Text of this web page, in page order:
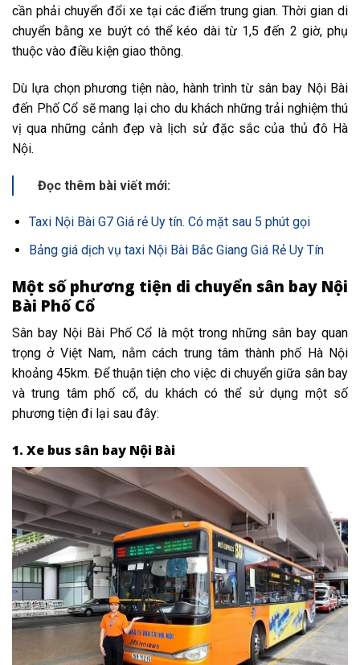
cần phải chuyển đổi xe tại các điểm trung gian. Thời gian di
chuyển bằng xe buýt có thể kéo dài từ 1,5 đến 2 giờ, phụ
thuộc vào điều kiện giao thông.
Dù lựa chọn phương tiện nào, hành trình từ sân bay Nội Bài
đến Phố Cổ sẽ mang lại cho du khách những trải nghiệm thú
vị qua những cảnh đẹp và lịch sử đặc sắc của thủ đô Hà
Nội.
Đọc thêm bài viết mới:
Taxi Nội Bài G7 Giá rẻ Uy tín. Có mặt sau 5 phút gọi
Bảng giá dịch vụ taxi Nội Bài Bắc Giang Giá Rẻ Uy Tín
Một số phương tiện di chuyển sân bay Nội
Bài Phố Cổ
Sân bay Nội Bài Phố Cổ là một trong những sân bay quan
trọng ở Việt Nam, nằm cách trung tâm thành phố Hà Nội
khoảng 45km. Để thuận tiện cho việc di chuyển giữa sân bay
và trung tâm phố cổ, du khách có thể sử dụng một số
phương tiện đi lại sau đây:
1. Xe bus sân bay Nội Bài